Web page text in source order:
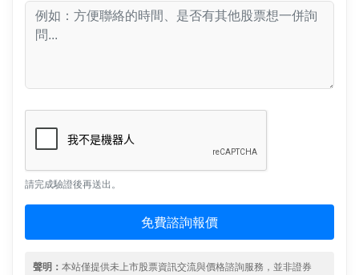
請完成驗證後再送出。
免費諮詢報價
聲明： 本站僅提供未上市股票資訊交流與價格諮詢服務，並非證券